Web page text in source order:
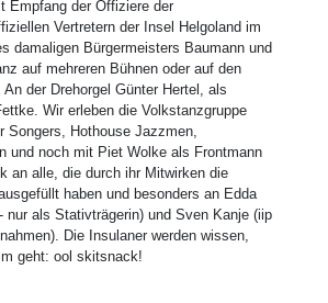
Empfang der Offiziere der
Vertretern der Insel Helgoland im
damaligen Bürgermeisters Baumann und
auf mehreren Bühnen oder auf den
der Drehorgel Günter Hertel, als
Wir erleben die Volkstanzgruppe
Songers, Hothouse Jazzmen,
und noch mit Piet Wolke als Frontmann
an alle, die durch ihr Mitwirken die
haben und besonders an Edda
nur als Stativträgerin) und Sven Kanje (iip
Die Insulaner werden wissen,
geht: ool skitsnack!